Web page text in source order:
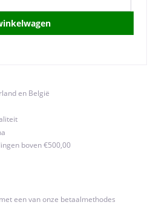
en België
boven €500,00
een van onze betaalmethodes